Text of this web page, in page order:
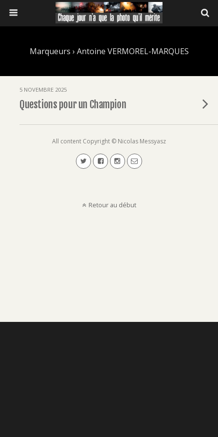
Marqueurs › Antoine VERMOREL-MARQUES
5 NOVEMBRE 2025
Questions pour un Champion
All content Copyright © Nicolas Messyasz
Retour au début